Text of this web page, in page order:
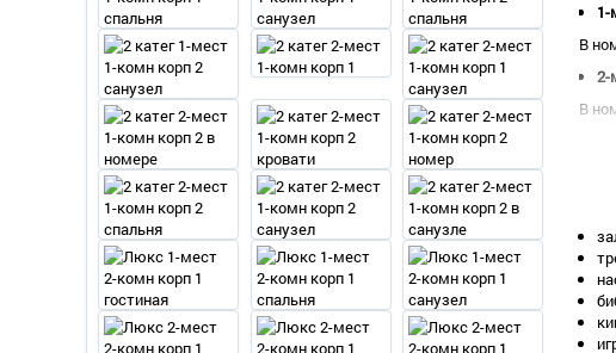
1-
В
2-
В
В
В